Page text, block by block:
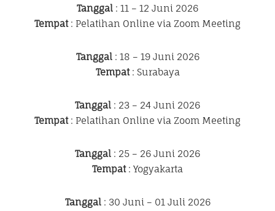
Tanggal : 11 – 12 Juni 2026
Tempat: Pelatihan Online via Zoom Meeting
Tanggal: 18 – 19 Juni 2026
Tempat: Surabaya
Tanggal : 23 – 24 Juni 2026
Tempat: Pelatihan Online via Zoom Meeting
Tanggal : 25 – 26 Juni 2026
Tempat: Yogyakarta
Tanggal: 30 Juni – 01 Juli 2026